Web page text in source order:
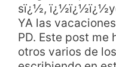
sï¿½,
YA las
PD. Este post
otros varios de